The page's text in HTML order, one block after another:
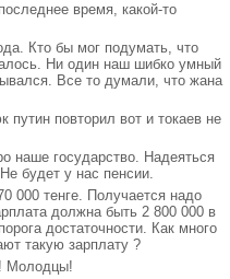
время, какой-то
Кто бы мог подумать, что
Ни один наш шибко умный
Все то думали, что жана
путин повторил вот и токаев не
наше государство. Надеяться
будет у нас пенсии.
000 тенге. Получается надо
должна быть 2 800 000 в
достаточности. Как много
такую зарплату ?
Молодцы!